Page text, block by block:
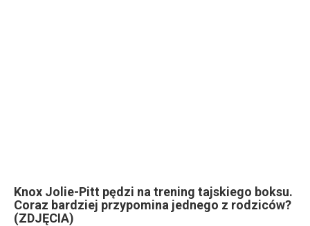
Knox Jolie-Pitt pędzi na trening tajskiego boksu.
Coraz bardziej przypomina jednego z rodziców?
(ZDJĘCIA)